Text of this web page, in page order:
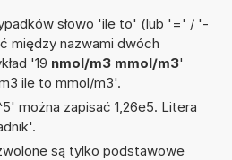
słowo 'ile to' (lub '=' / '-
między nazwami dwóch
'19 nmol/m3 mmol/m3'
ile to mmol/m3'.
można zapisać 1,26e5. Litera
są tylko podstawowe